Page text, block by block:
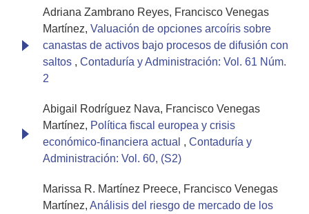
Adriana Zambrano Reyes, Francisco Venegas
Martínez, Valuación de opciones arcoíris sobre
canastas de activos bajo procesos de difusión con
saltos , Contaduría y Administración: Vol. 61 Núm.
2
Abigail Rodríguez Nava, Francisco Venegas
Martínez, Política fiscal europea y crisis
económico-financiera actual , Contaduría y
Administración: Vol. 60, (S2)
Marissa R. Martínez Preece, Francisco Venegas
Martínez, Análisis del riesgo de mercado de los